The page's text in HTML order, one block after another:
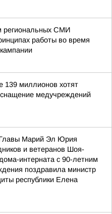
региональных СМИ
работы во время
139 миллионов хотят
медучреждений
Марий Эл Юрия
и ветеранов Шоя-
интерната с 90-летним
поздравила министр
республики Елена